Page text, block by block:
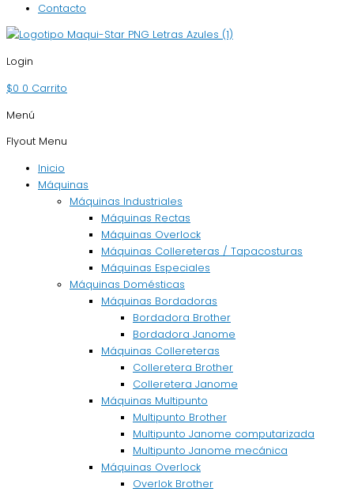
Contacto
Login
$0 0 Carrito
Menú
Flyout Menu
Inicio
Máquinas
Máquinas Industriales
Máquinas Rectas
Máquinas Overlock
Máquinas Collereteras / Tapacosturas
Máquinas Especiales
Máquinas Domésticas
Máquinas Bordadoras
Bordadora Brother
Bordadora Janome
Máquinas Collereteras
Colleretera Brother
Colleretera Janome
Máquinas Multipunto
Multipunto Brother
Multipunto Janome computarizada
Multipunto Janome mecánica
Máquinas Overlock
Overlok Brother